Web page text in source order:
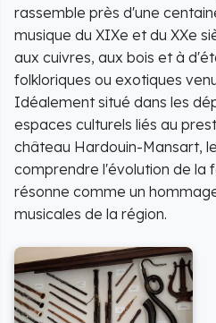
rassemble près d'une
musique du XIXe et du XXe
aux cuivres, aux bois et à
folkloriques ou exotiques
Idéalement situé dans les
espaces culturels liés au
château Hardouin-Mansart,
comprendre l'évolution de la
résonne comme un
musicales de la région.